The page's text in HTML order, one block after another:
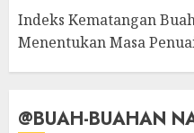
Indeks Kematangan
Menentukan Masa
@BUAH-BUAHAN